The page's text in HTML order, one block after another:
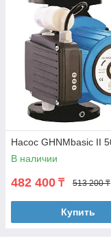
Насос GHNMbasic II
В наличии
482 400 ₸ 513 200 ₸
Купить